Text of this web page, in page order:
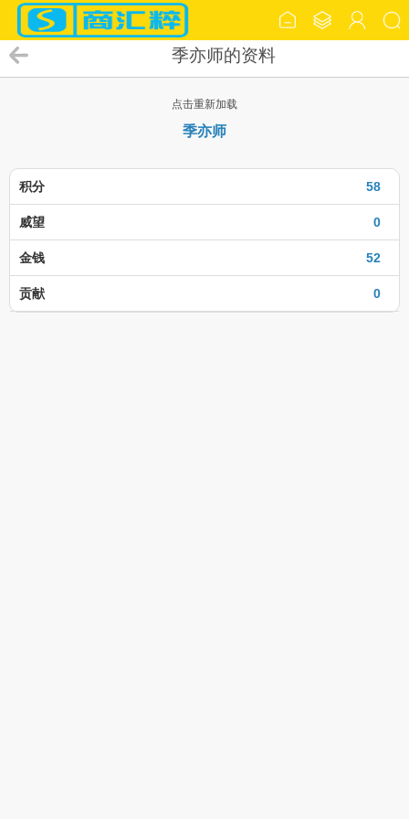
季亦师的资料
点击重新加载
季亦师
58
积分
0
威望
52
金钱
0
贡献